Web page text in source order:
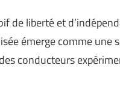
de liberté et
émerge comme
conducteurs